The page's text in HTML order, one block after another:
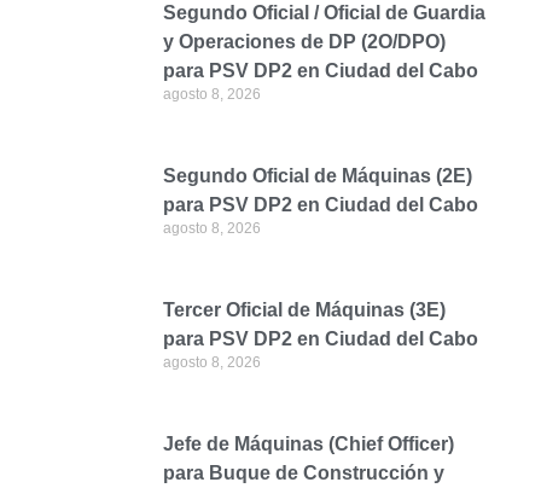
Segundo Oficial / Oficial de Guardia
y Operaciones de DP (2O/DPO)
para PSV DP2 en Ciudad del Cabo
agosto 8, 2026
Segundo Oficial de Máquinas (2E)
para PSV DP2 en Ciudad del Cabo
agosto 8, 2026
Tercer Oficial de Máquinas (3E)
para PSV DP2 en Ciudad del Cabo
agosto 8, 2026
Jefe de Máquinas (Chief Officer)
para Buque de Construcción y